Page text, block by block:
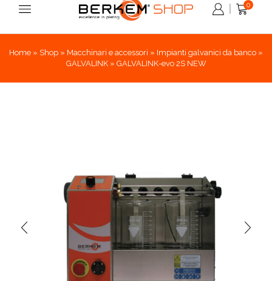
0
Home » Shop » Macchinari e accessori » Impianti galvanici da banco »
GALVALINK» GALVALINK-evo 2S NEW